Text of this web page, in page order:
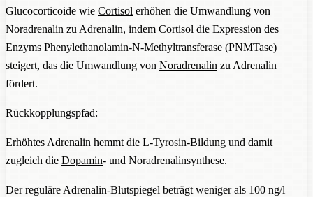
Glucocorticoide wie Cortisol erhöhen die Umwandlung von
Noradrenalin zu Adrenalin, indem Cortisol die Expression des
Enzyms Phenylethanolamin-N-Methyltransferase (PNMTase)
steigert, das die Umwandlung von Noradrenalin zu Adrenalin
fördert.
Rückkopplungspfad:
Erhöhtes Adrenalin hemmt die L-Tyrosin-Bildung und damit
zugleich die Dopamin- und Noradrenalinsynthese.
Der reguläre Adrenalin-Blutspiegel beträgt weniger als 100 ng/l